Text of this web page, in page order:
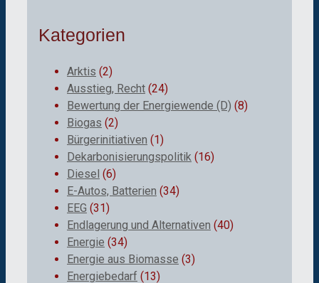
Kategorien
Arktis (2)
Ausstieg, Recht (24)
Bewertung der Energiewende (D) (8)
Biogas (2)
Bürgerinitiativen (1)
Dekarbonisierungspolitik (16)
Diesel (6)
E-Autos, Batterien (34)
EEG (31)
Endlagerung und Alternativen (40)
Energie (34)
Energie aus Biomasse (3)
Energiebedarf (13)